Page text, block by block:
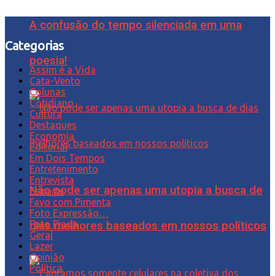
A confusão do tempo silenciada em uma
poesia!
Não pode ser apenas uma utopia a busca de
dias melhores baseados em nossos políticos
Categorias
Assim é a Vida
Cata-Vento
Colunas
Cotidiano
Cultura
Destaques
Economia
Editorial
Em Dois Tempos
Entretenimento
Entrevista
Esporte
Favo com Pimenta
Foto Expressão…
Foto Piada
Geral
Lazer
Opinião
Política